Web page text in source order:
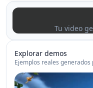
Tu video
Explorar demos
Ejemplos reales